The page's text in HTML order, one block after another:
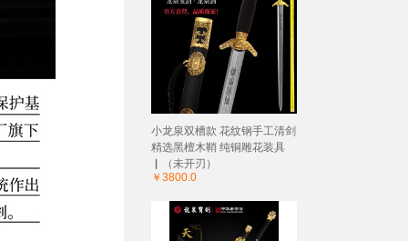
小龙泉双槽款 花纹钢手工清剑
精选黑檀木鞘 纯铜雕花装具
▏（未开刃）
￥3800.0